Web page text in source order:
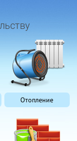
Отопление